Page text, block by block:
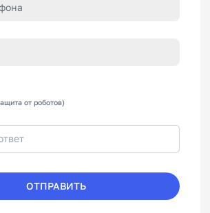
от роботов)
ОТПРАВИТЬ